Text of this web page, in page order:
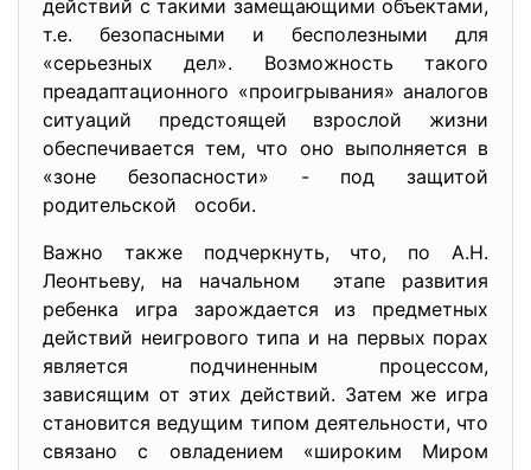
действий с такими замещающими объектами,
т.е. безопасными и бесполезными для
«серьезных дел». Возможность такого
преадаптационного «проигрывания» аналогов
ситуаций предстоящей взрослой жизни
обеспечивается тем, что оно выполняется в
«зоне безопасности» - под защитой
родительской особи.
Важно также подчеркнуть, что, по А.Н.
Леонтьеву, на начальном этапе развития
ребенка игра зарождается из предметных
действий неигрового типа и на первых порах
является подчиненным процессом,
зависящим от этих действий. Затем же игра
становится ведущим типом деятельности, что
связано с овладением «широким Миром